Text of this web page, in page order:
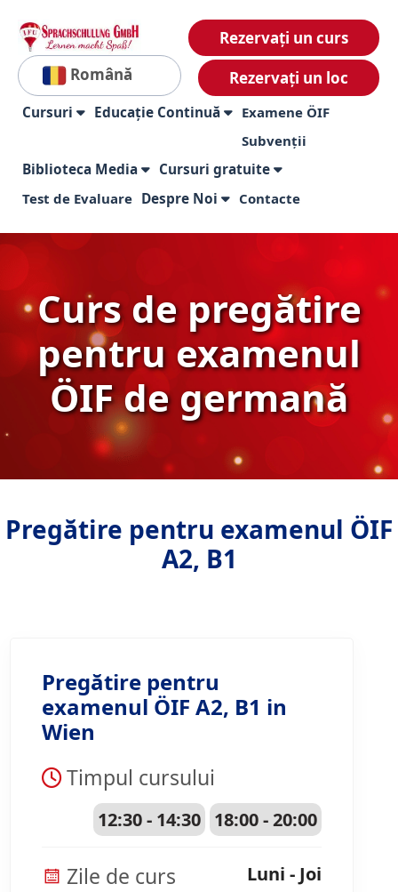
Română
Rezervați un curs
Rezervați un loc
Cursuri Educație Continuă
Examene ÖIF
Subvenții
Biblioteca Media Cursuri gratuite
Test de Evaluare Despre Noi Contacte
Curs de pregătire
pentru examenul
ÖIF de germană
Pregătire pentru examenul ÖIF
A2, B1
Pregătire pentru
examenul ÖIF A2, B1 in
Wien
Timpul cursului
12:30 - 14:30 18:00 - 20:00
Zile de curs Luni - Joi